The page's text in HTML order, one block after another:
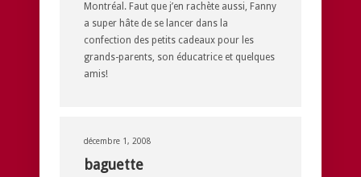
Montréal. Faut que j’en rachète aussi, Fanny
a super hâte de se lancer dans la
confection des petits cadeaux pour les
grands-parents, son éducatrice et quelques
amis!
décembre 1, 2008
baguette